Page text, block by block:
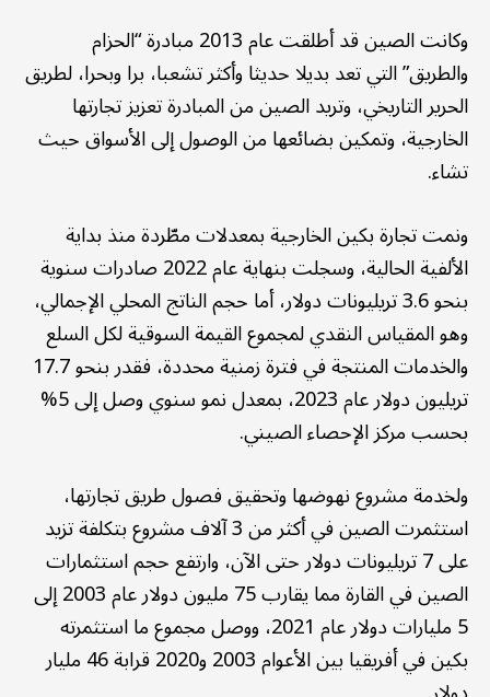
وكانت الصين قد أطلقت عام 2013 مبادرة “الحزام
والطريق” التي تعد بديلا حديثا وأكثر تشعبا، برا وبحرا، لطريق
الحرير التاريخي، وتريد الصين من المبادرة تعزيز تجارتها
الخارجية، وتمكين بضائعها من الوصول إلى الأسواق حيث
تشاء.
ونمت تجارة بكين الخارجية بمعدلات مطّردة منذ بداية
الألفية الحالية، وسجلت بنهاية عام 2022 صادرات سنوية
بنحو 3.6 تريليونات دولار، أما حجم الناتج المحلي الإجمالي،
وهو المقياس النقدي لمجموع القيمة السوقية لكل السلع
والخدمات المنتجة في فترة زمنية محددة، فقدر بنحو 17.7
تريليون دولار عام 2023، بمعدل نمو سنوي وصل إلى 5%
بحسب مركز الإحصاء الصيني.
ولخدمة مشروع نهوضها وتحقيق فصول طريق تجارتها،
استثمرت الصين في أكثر من 3 آلاف مشروع بتكلفة تزيد
على 7 تريليونات دولار حتى الآن، وارتفع حجم استثمارات
الصين في القارة مما يقارب 75 مليون دولار عام 2003 إلى
5 مليارات دولار عام 2021، ووصل مجموع ما استثمرته
بكين في أفريقيا بين الأعوام 2003 و2020 قرابة 46 مليار